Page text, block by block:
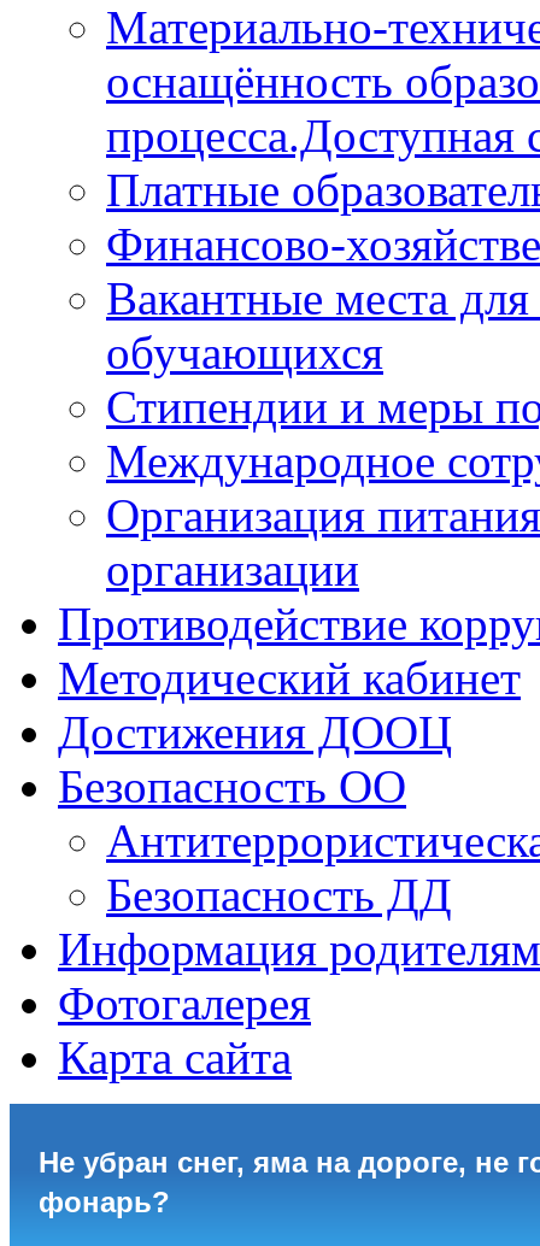
Материально-
оснащённость
процесса.Доступная
Платные
Финансово-
Вакантные места
обучающихся
Стипендии и меры
Международное
Организация
организации
Противодействие
Методический кабинет
Достижения ДООЦ
Безопасность ОО
Безопасность ДД
Информация
Фотогалерея
Карта сайта
Не убран снег, яма на дороге, не
фонарь?